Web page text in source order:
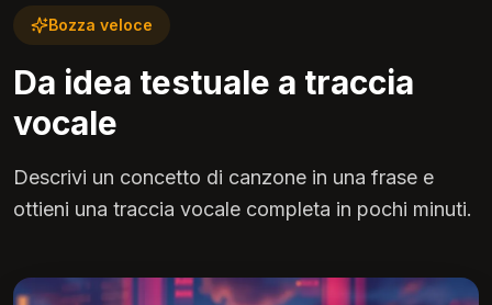
Bozza veloce
Da idea testuale a traccia
vocale
Descrivi un concetto di canzone in una frase e
ottieni una traccia vocale completa in pochi minuti.